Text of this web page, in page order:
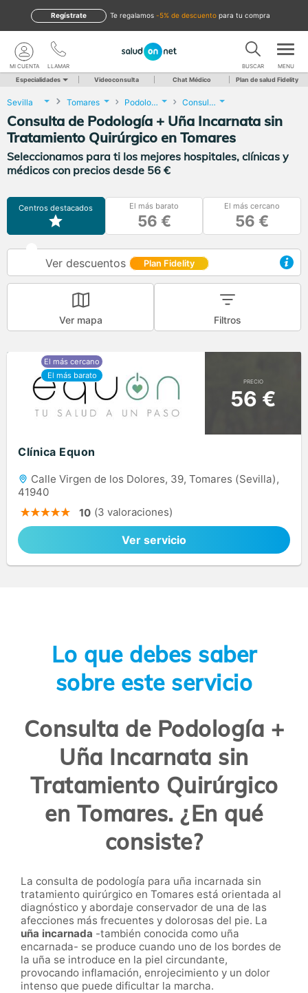
te regalamos -5% de descuento para tu compra
Regístrate
LLAMAR
MI CUENTA BUSCAR MENU
Especialidades Videoconsulta Chat Médico Plan de salud Fidelity
Sevilla Tomares Podología Consulta de Podología + Uña Incarnata sin Tratamiento Quirúrgico
Consulta de Podología + Uña Incarnata sin
Tratamiento Quirúrgico en Tomares
Seleccionamos para ti los mejores hospitales, clínicas y
médicos con precios desde 56 €
Centros destacados El más barato
56 €
El más cercano
56 €
Ver descuentos Plan Fidelity
Ver mapa Filtros
PRECIO
56 €
Clínica Equon
Calle Virgen de los Dolores, 39, Tomares (Sevilla),
41940
10 (3 valoraciones)
Ver servicio
Lo que debes saber
sobre este servicio
Consulta de Podología +
Uña Incarnata sin
Tratamiento Quirúrgico
en Tomares. ¿En qué
consiste?
La consulta de podología para uña incarnada sin
tratamiento quirúrgico en Tomares está orientada al
diagnóstico y abordaje conservador de una de las
afecciones más frecuentes y dolorosas del pie. La
uña incarnada -también conocida como uña
encarnada- se produce cuando uno de los bordes de
la uña se introduce en la piel circundante,
provocando inflamación, enrojecimiento y un dolor
intenso que puede dificultar la marcha.